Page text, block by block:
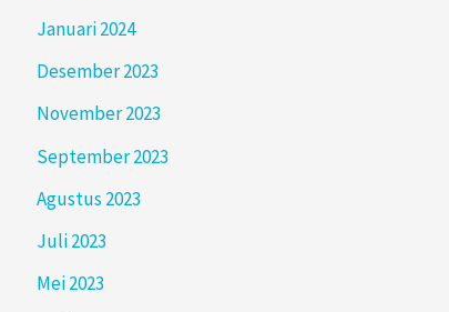
Januari 2024
Desember 2023
November 2023
September 2023
Agustus 2023
Juli 2023
Mei 2023